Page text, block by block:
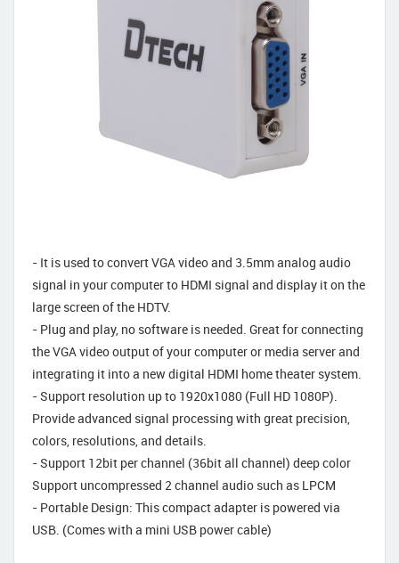
- It is used to convert VGA video and 3.5mm analog audio
signal in your computer to HDMI signal and display it on the
large screen of the HDTV.
- Plug and play, no software is needed. Great for connecting
the VGA video output of your computer or media server and
integrating it into a new digital HDMI home theater system.
- Support resolution up to 1920x1080 (Full HD 1080P).
Provide advanced signal processing with great precision,
colors, resolutions, and details.
- Support 12bit per channel (36bit all channel) deep color
Support uncompressed 2 channel audio such as LPCM
- Portable Design: This compact adapter is powered via
USB. (Comes with a mini USB power cable)